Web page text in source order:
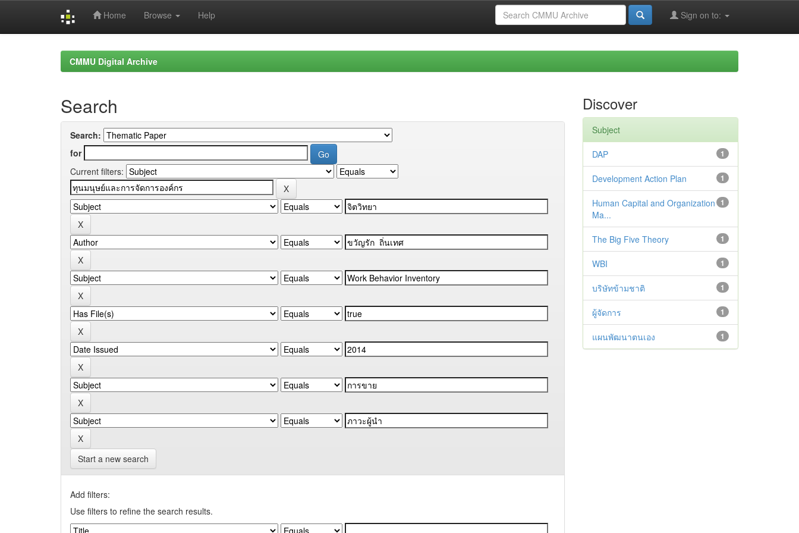
Home Browse Help Sign on to:
CMMU Digital Archive
Search
Search:
for
Current filters:
Start a new search
Add filters:
Use filters to refine the search results.
Discover
Subject
1
DAP
1
Development Action Plan
1
Human Capital and Organization
Ma...
1
The Big Five Theory
1
WBI
1
บริษัทข้ามชาติ
1
ผู้จัดการ
1
แผนพัฒนาตนเอง